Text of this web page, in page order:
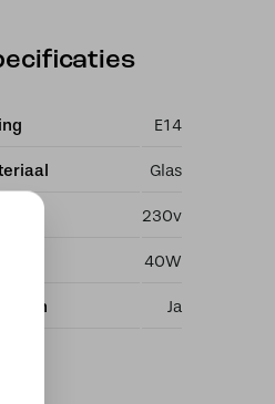
E14
Glas
230v
40W
Ja